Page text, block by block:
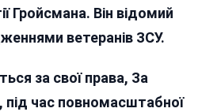
Гройсмана. Він відомий
ветеранів ЗСУ.
за свої права, За
час повномасштабної